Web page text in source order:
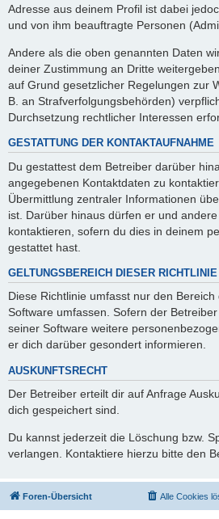
Adresse aus deinem Profil ist dabei
und von ihm beauftragte Personen
Andere als die oben genannten Daten
deiner Zustimmung an Dritte
auf Grund gesetzlicher Regelungen zur
B. an Strafverfolgungsbehörden)
Durchsetzung rechtlicher Interessen
GESTATTUNG DER KONTAKTAUFNAHME
Du gestattest dem Betreiber darüber
angegebenen Kontaktdaten zu
Übermittlung zentraler Informationen
ist. Darüber hinaus dürfen er und
kontaktieren, sofern du dies in deinem
gestattet hast.
GELTUNGSBEREICH DIESER RICHTLINIE
Diese Richtlinie umfasst nur den
Software umfassen. Sofern der
seiner Software weitere
er dich darüber gesondert informieren.
AUSKUNFTSRECHT
Der Betreiber erteilt dir auf Anfrage
dich gespeichert sind.
Du kannst jederzeit die Löschung bzw.
verlangen. Kontaktiere hierzu bitte den
Foren-Übersicht Alle Cookies